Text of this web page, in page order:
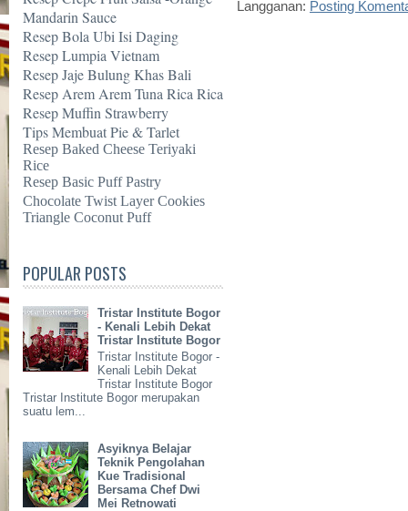
Mandarin Sauce
Resep Bola Ubi Isi Daging
Resep Lumpia Vietnam
Resep Jaje Bulung Khas Bali
Resep Arem Arem Tuna Rica Rica
Resep Muffin Strawberry
Tips Membuat Pie & Tarlet
Resep Baked Cheese Teriyaki
Rice
Resep Basic Puff Pastry
Chocolate Twist Layer Cookies
Triangle Coconut Puff
POPULAR POSTS
Tristar Institute Bogor
- Kenali Lebih Dekat
Tristar Institute Bogor
Tristar Institute Bogor -
Kenali Lebih Dekat
Tristar Institute Bogor
Tristar Institute Bogor merupakan
suatu lem...
Asyiknya Belajar
Teknik Pengolahan
Kue Tradisional
Bersama Chef Dwi
Mei Retnowati
Langganan: Posting